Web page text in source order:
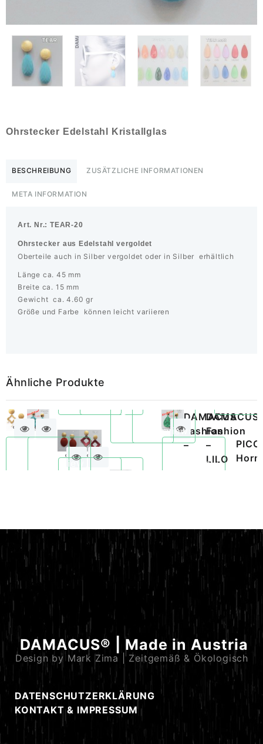
Ohrstecker Edelstahl Kristallglas
BESCHREIBUNG ZUSÄTZLICHE INFORMATIONEN
META INFORMATION
Art. Nr.: TEAR-20
Ohrstecker aus Edelstahl vergoldet
Oberteile auch in Silber vergoldet oder in Silber erhältlich
Länge ca. 45 mm
Breite ca. 15 mm
Gewicht ca. 4.60 gr
Größe und Farbe können leicht variieren
Ähnliche Produkte
Quickview
DAMACUS
Silber
SIA
Quickview
PICCOLINA
Horn
GRACE
Quickview
DAMACUS
Fashion
–
SADE
ALU
Quickview
DAMACUS
Fashion
–
LILO
Quickview
Horn
DAMACUS® | Made in Austria
Design by Mark Zima | Zeitgemäß & Ökologisch
DATENSCHUTZERKLÄRUNG
KONTAKT & IMPRESSUM